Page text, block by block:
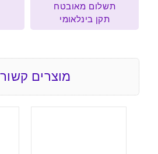
תשלום מאובטח
תקן בינלאומי
מוצרים